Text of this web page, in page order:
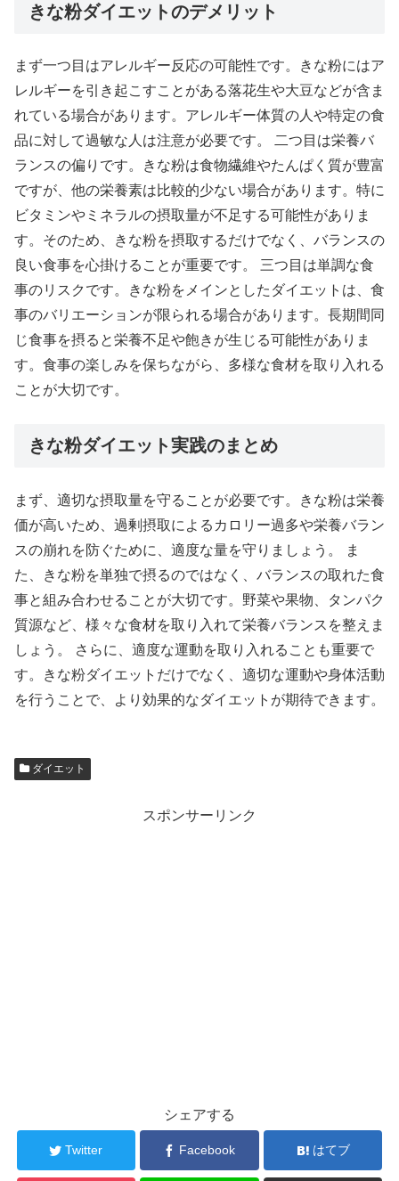
きな粉ダイエットのデメリット
まず一つ目はアレルギー反応の可能性です。きな粉にはア
レルギーを引き起こすことがある落花生や大豆などが含ま
れている場合があります。アレルギー体質の人や特定の食
品に対して過敏な人は注意が必要です。 二つ目は栄養バ
ランスの偏りです。きな粉は食物繊維やたんぱく質が豊富
ですが、他の栄養素は比較的少ない場合があります。特に
ビタミンやミネラルの摂取量が不足する可能性がありま
す。そのため、きな粉を摂取するだけでなく、バランスの
良い食事を心掛けることが重要です。 三つ目は単調な食
事のリスクです。きな粉をメインとしたダイエットは、食
事のバリエーションが限られる場合があります。長期間同
じ食事を摂ると栄養不足や飽きが生じる可能性がありま
す。食事の楽しみを保ちながら、多様な食材を取り入れる
ことが大切です。
きな粉ダイエット実践のまとめ
まず、適切な摂取量を守ることが必要です。きな粉は栄養
価が高いため、過剰摂取によるカロリー過多や栄養バラン
スの崩れを防ぐために、適度な量を守りましょう。 ま
た、きな粉を単独で摂るのではなく、バランスの取れた食
事と組み合わせることが大切です。野菜や果物、タンパク
質源など、様々な食材を取り入れて栄養バランスを整えま
しょう。 さらに、適度な運動を取り入れることも重要で
す。きな粉ダイエットだけでなく、適切な運動や身体活動
を行うことで、より効果的なダイエットが期待できます。
ダイエット
スポンサーリンク
シェアする
Twitter Facebook はてブ